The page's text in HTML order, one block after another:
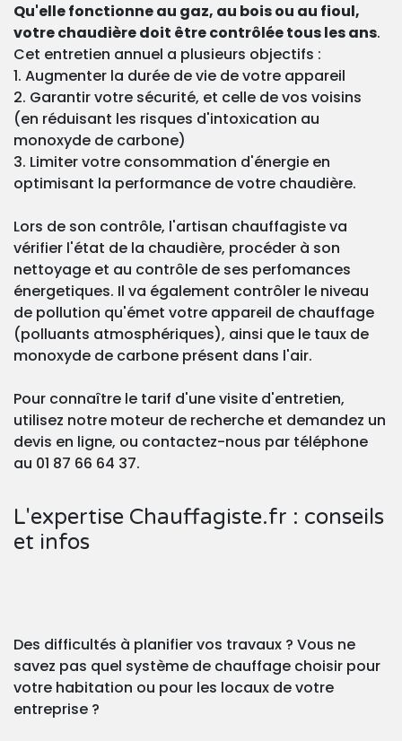
Qu'elle fonctionne au gaz, au bois ou au fioul,
votre chaudière doit être contrôlée tous les ans.
Cet entretien annuel a plusieurs objectifs :
1. Augmenter la durée de vie de votre appareil
2. Garantir votre sécurité, et celle de vos voisins
(en réduisant les risques d'intoxication au
monoxyde de carbone)
3. Limiter votre consommation d'énergie en
optimisant la performance de votre chaudière.
Lors de son contrôle, l'artisan chauffagiste va
vérifier l'état de la chaudière, procéder à son
nettoyage et au contrôle de ses perfomances
énergetiques. Il va également contrôler le niveau
de pollution qu'émet votre appareil de chauffage
(polluants atmosphériques), ainsi que le taux de
monoxyde de carbone présent dans l'air.
Pour connaître le tarif d'une visite d'entretien,
utilisez notre moteur de recherche et demandez un
devis en ligne, ou contactez-nous par téléphone
au 01 87 66 64 37.
L'expertise Chauffagiste.fr : conseils
et infos
Des difficultés à planifier vos travaux ? Vous ne
savez pas quel système de chauffage choisir pour
votre habitation ou pour les locaux de votre
entreprise ?